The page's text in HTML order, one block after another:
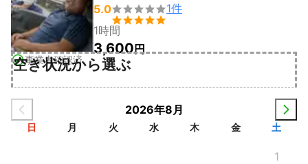
事業者確認済
5.0

1件
1時間
3,600円
空き状況から選ぶ
2026年8月
日 月 火 水 木 金 土
1